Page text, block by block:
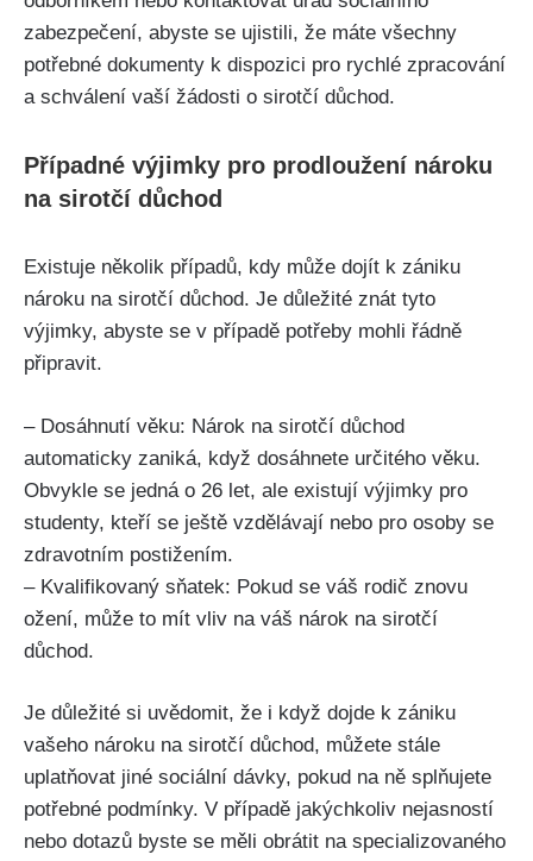
zabezpečení, abyste se ujistili, že máte všechny
potřebné dokumenty k dispozici pro rychlé zpracování
a schválení vaší žádosti o sirotčí důchod.
Případné výjimky pro prodloužení nároku
na sirotčí důchod
Existuje několik případů, kdy může dojít k zániku
nároku na sirotčí důchod. Je důležité znát tyto
výjimky, abyste se v případě potřeby mohli řádně
připravit.
– Dosáhnutí věku: Nárok na sirotčí důchod
automaticky zaniká, když dosáhnete určitého věku.
Obvykle se jedná o 26 let, ale existují výjimky pro
studenty, kteří se ještě vzdělávají nebo pro osoby se
zdravotním postižením.
– Kvalifikovaný sňatek: Pokud se váš rodič znovu
ožení, může to mít vliv na váš nárok na sirotčí
důchod.
Je důležité si uvědomit, že i když dojde k zániku
vašeho nároku na sirotčí důchod, můžete stále
uplatňovat jiné sociální dávky, pokud na ně splňujete
potřebné podmínky. V případě jakýchkoliv nejasností
nebo dotazů byste se měli obrátit na specializovaného